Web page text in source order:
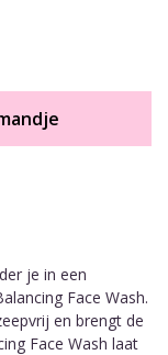
je in een
Face Wash.
en brengt de
Face Wash laat